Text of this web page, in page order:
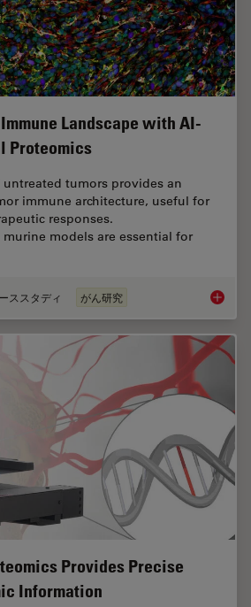
Landscape with AI-
Proteomics
tumors provides an
immune architecture, useful for
responses.
models are essential for
ススタディ がん研究
Provides Precise
Information